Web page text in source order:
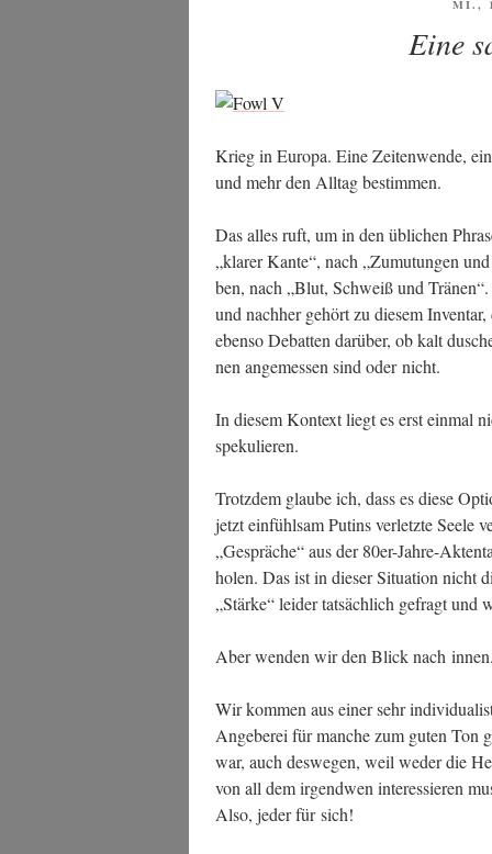
MI.,
Eine
Krieg in Euro­pa. Eine Zei­ten­wen­de,
und mehr den All­tag bestimmen.
Das alles ruft, um in den übli­chen
„kla­rer Kan­te“, nach „Zumu­tun­gen
ben, nach „Blut, Schweiß und
und nach­her gehört zu die­sem
eben­so Debat­ten dar­über, ob kalt
nen ange­mes­sen sind oder nicht.
In die­sem Kon­text liegt es erst ein­mal
spekulieren.
Trotz­dem glau­be ich, dass es die­se
jetzt ein­fühl­sam Putins ver­letz­te See­le
„Gesprä­che“ aus der 80er-Jah­re-
holen. Das ist in die­ser Situa­ti­on nicht
„Stär­ke“ lei­der tat­säch­lich gefragt und
Aber wen­den wir den Blick nach innen.
Wir kom­men aus einer sehr
Ange­be­rei für man­che zum guten Ton
war, auch des­we­gen, weil weder die
von all dem irgend­wen inter­es­sie­ren
Also, jeder für sich!